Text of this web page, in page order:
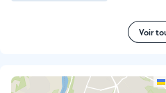
Voir